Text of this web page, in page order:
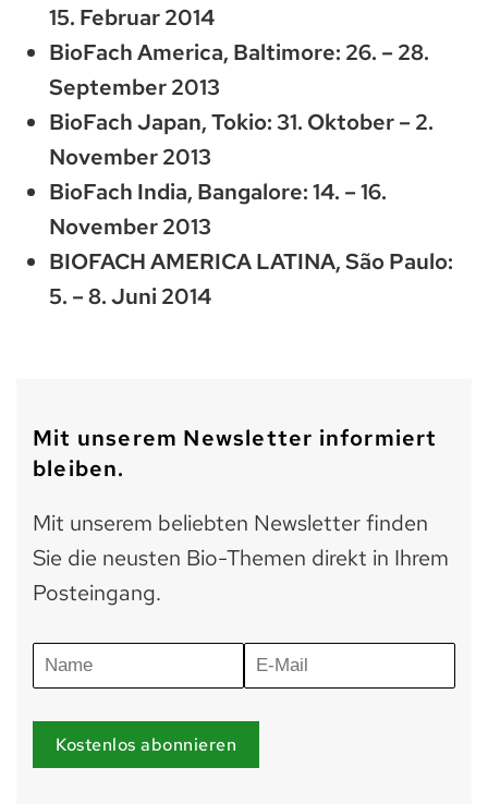
15. Februar 2014
BioFach America, Baltimore: 26. – 28.
September 2013
BioFach Japan, Tokio: 31. Oktober – 2.
November 2013
BioFach India, Bangalore: 14. – 16.
November 2013
BIOFACH AMERICA LATINA, São Paulo:
5. – 8. Juni 2014
Mit unserem Newsletter informiert
bleiben.
Mit unserem beliebten Newsletter finden
Sie die neusten Bio-Themen direkt in Ihrem
Posteingang.
Kostenlos abonnieren